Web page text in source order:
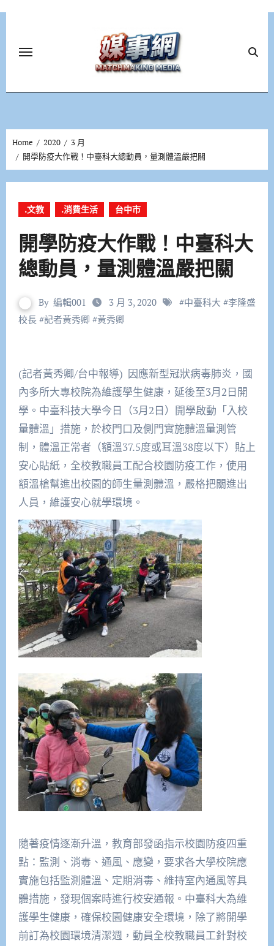
Home 2020
3 月
開學防疫大作戰！中臺科大總動員，量測體溫嚴把關
.文教 .消費生活 台中市
開學防疫大作戰！中臺科大
總動員，量測體溫嚴把關
By 編輯001 3 月 3, 2020 #中臺科大 #李隆盛
校長#記者黃秀卿 #黃秀卿
(記者黃秀卿/台中報導) 因應新型冠狀病毒肺炎，國
內多所大專校院為維護學生健康，延後至3月2日開
學。中臺科技大學今日（3月2日）開學啟動 「入校
量體溫」措施，於校門口及側門實施體溫量測管
制，體溫正常者（額溫37.5度或耳溫38度以下）貼上
安心貼紙， 全校教職員工配合校園防疫工作，使用
額溫槍幫進出校園的師生量測體溫，嚴格把關進出
人員，維護安心就學環境。
隨著疫情逐漸升溫，教育部發函指示校園防疫四重
點：監測、消毒、通風、應變，要求各大學校院應
實施包括監測體溫、定期消毒、維持室內通風等具
體措施，發現個案時進行校安通報。中臺科大為維
護學生健康，確保校園健康安全環境，除了將開學
前訂為校園環境清潔週，動員全校教職員工針對校